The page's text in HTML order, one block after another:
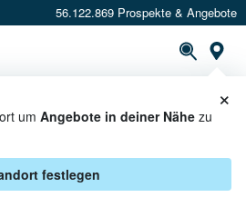
56.122.869 Prospekte & Angebote
um Angebote in deiner Nähe zu
festlegen
×
ANGEBOTE &
EDEKA